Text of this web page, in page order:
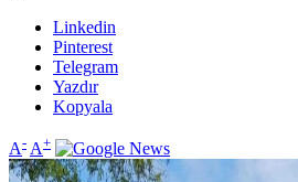
Linkedin
Pinterest
Telegram
Yazdır
Kopyala
A- A+